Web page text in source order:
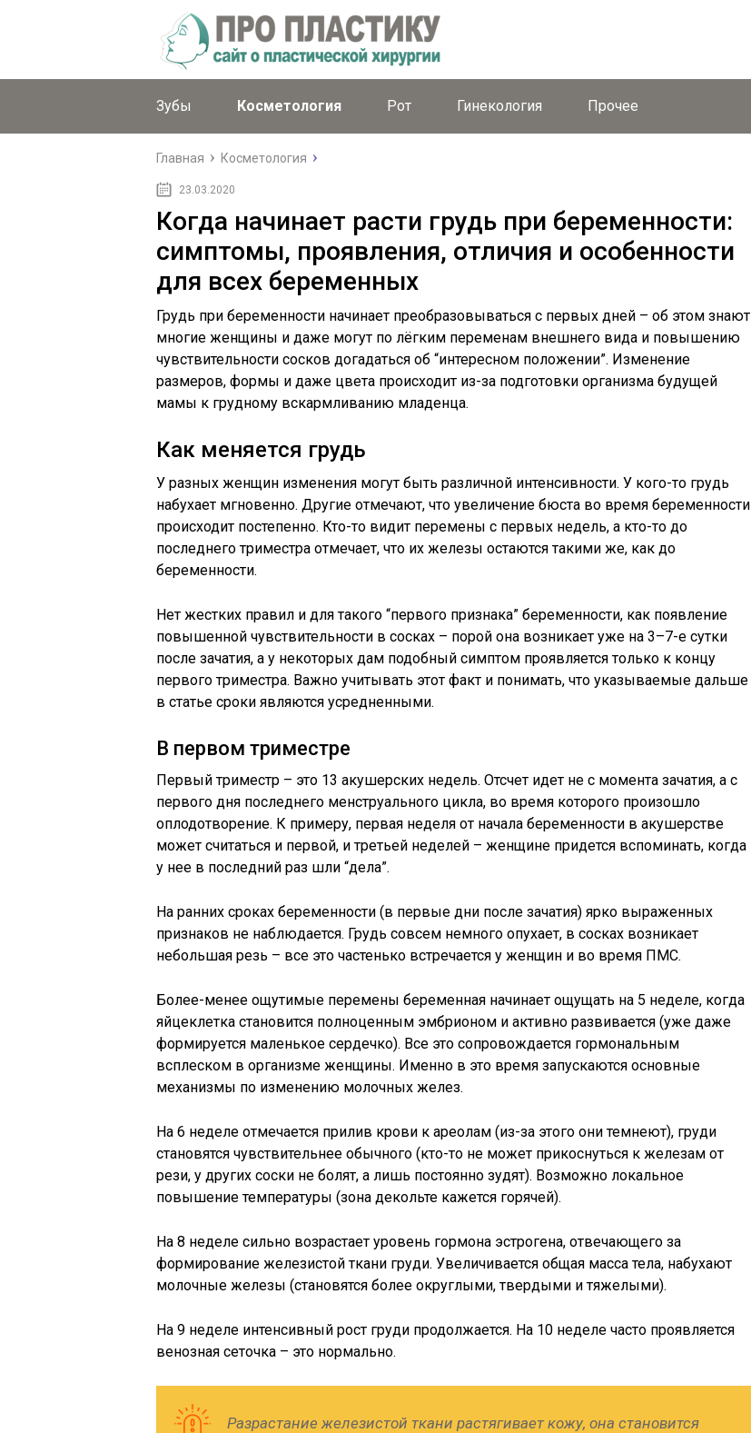
Зубы Косметология Рот Гинекология Прочее
Главная Косметология
23.03.2020
Когда начинает расти грудь при беременности:
симптомы, проявления, отличия и особенности
для всех беременных
Грудь при беременности начинает преобразовываться с первых дней – об этом знают
многие женщины и даже могут по лёгким переменам внешнего вида и повышению
чувствительности сосков догадаться об “интересном положении”. Изменение
размеров, формы и даже цвета происходит из-за подготовки организма будущей
мамы к грудному вскармливанию младенца.
Как меняется грудь
У разных женщин изменения могут быть различной интенсивности. У кого-то грудь
набухает мгновенно. Другие отмечают, что увеличение бюста во время беременности
происходит постепенно. Кто-то видит перемены с первых недель, а кто-то до
последнего триместра отмечает, что их железы остаются такими же, как до
беременности.
Нет жестких правил и для такого “первого признака” беременности, как появление
повышенной чувствительности в сосках – порой она возникает уже на 3–7-е сутки
после зачатия, а у некоторых дам подобный симптом проявляется только к концу
первого триместра. Важно учитывать этот факт и понимать, что указываемые дальше
в статье сроки являются усредненными.
В первом триместре
Первый триместр – это 13 акушерских недель. Отсчет идет не с момента зачатия, а с
первого дня последнего менструального цикла, во время которого произошло
оплодотворение. К примеру, первая неделя от начала беременности в акушерстве
может считаться и первой, и третьей неделей – женщине придется вспоминать, когда
у нее в последний раз шли “дела”.
На ранних сроках беременности (в первые дни после зачатия) ярко выраженных
признаков не наблюдается. Грудь совсем немного опухает, в сосках возникает
небольшая резь – все это частенько встречается у женщин и во время ПМС.
Более-менее ощутимые перемены беременная начинает ощущать на 5 неделе, когда
яйцеклетка становится полноценным эмбрионом и активно развивается (уже даже
формируется маленькое сердечко). Все это сопровождается гормональным
всплеском в организме женщины. Именно в это время запускаются основные
механизмы по изменению молочных желез.
На 6 неделе отмечается прилив крови к ареолам (из-за этого они темнеют), груди
становятся чувствительнее обычного (кто-то не может прикоснуться к железам от
рези, у других соски не болят, а лишь постоянно зудят). Возможно локальное
повышение температуры (зона декольте кажется горячей).
На 8 неделе сильно возрастает уровень гормона эстрогена, отвечающего за
формирование железистой ткани груди. Увеличивается общая масса тела, набухают
молочные железы (становятся более округлыми, твердыми и тяжелыми).
На 9 неделе интенсивный рост груди продолжается. На 10 неделе часто проявляется
венозная сеточка – это нормально.
Разрастание железистой ткани растягивает кожу, она становится